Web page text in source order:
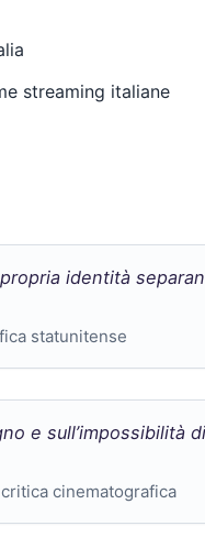
streaming italiane
identità
statunitense
e sull’impossibilità
cinematografica